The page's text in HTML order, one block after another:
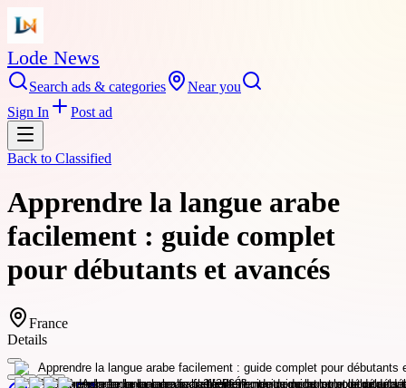
Lode News
Search ads & categories
Near you
Sign In
Post ad
Back to Classified
Apprendre la langue arabe
facilement : guide complet
pour débutants et avancés
France
Details